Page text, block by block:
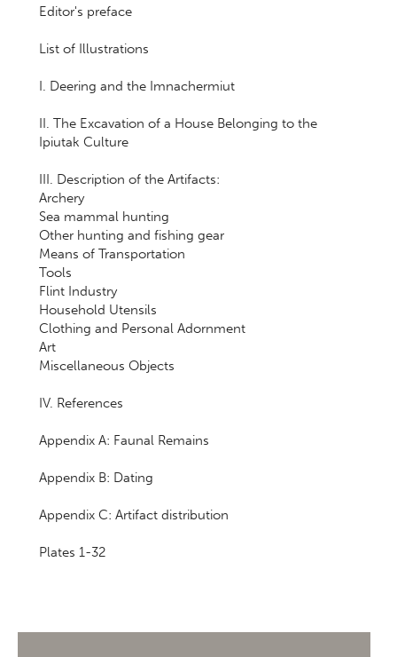
Editor's preface
List of Illustrations
I. Deering and the Imnachermiut
II. The Excavation of a House Belonging to the
Ipiutak Culture
III. Description of the Artifacts:
Archery
Sea mammal hunting
Other hunting and fishing gear
Means of Transportation
Tools
Flint Industry
Household Utensils
Clothing and Personal Adornment
Art
Miscellaneous Objects
IV. References
Appendix A: Faunal Remains
Appendix B: Dating
Appendix C: Artifact distribution
Plates 1-32